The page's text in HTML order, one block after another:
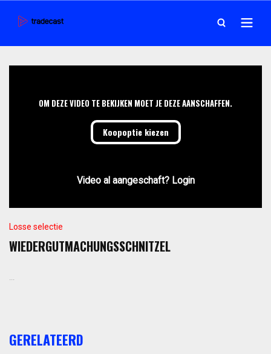
OM DEZE VIDEO TE BEKIJKEN MOET JE DEZE AANSCHAFFEN.
Koopoptie kiezen
Video al aangeschaft? Login
Losse selectie
WIEDERGUTMACHUNGSSCHNITZEL
...
GERELATEERD